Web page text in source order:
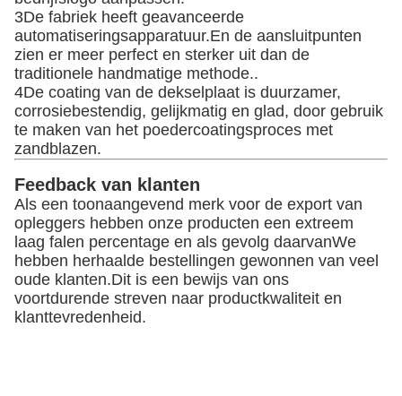
Verpakkingsdetails afbeelding: vermijden van
krassen, slijtage en schilfering van verf